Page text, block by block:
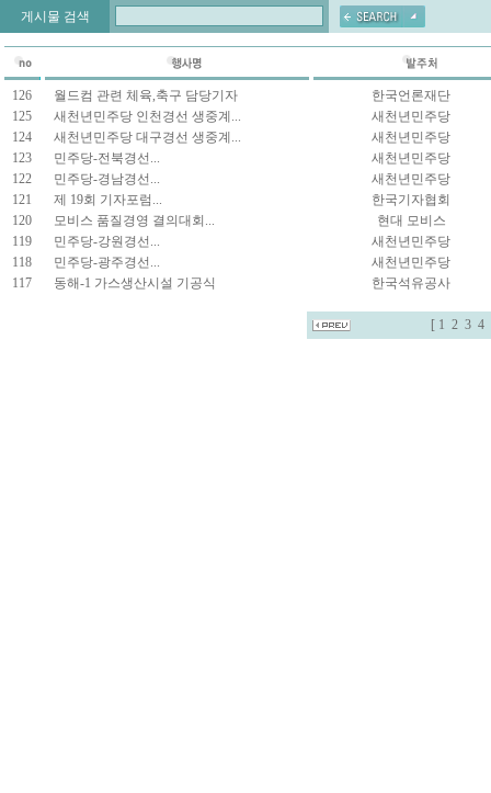
게시물 검색
126 월드컴 관련 체육,축구 담당기자
한국언론재단
125
새천년민주당 인천경선 생중계...
새천년민주당
124
새천년민주당 대구경선 생중계...
새천년민주당
123
민주당-전북경선...
새천년민주당
122
민주당-경남경선...
새천년민주당
121
제 19회 기자포럼...
한국기자협회
120
모비스 품질경영 결의대회...
현대 모비스
119
민주당-강원경선...
새천년민주당
118
민주당-광주경선...
새천년민주당
117
동해-1 가스생산시설 기공식 한국석유공사
[ 1 2 3 4